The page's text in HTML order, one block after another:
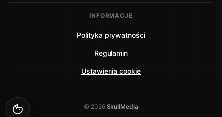
INFORMACJE
Polityka prywatności
Regulamin
Ustawienia cookie
© 2026 SkullMedia